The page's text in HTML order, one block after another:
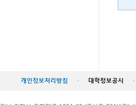
개인정보처리방침 · 대학정보공시 ·